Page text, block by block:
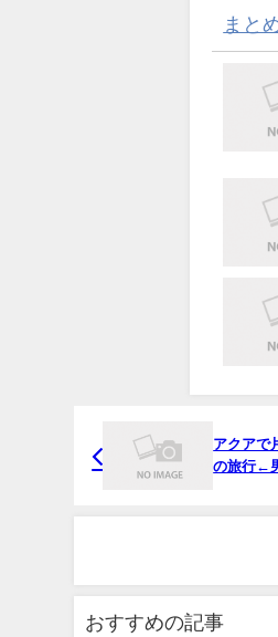
まと
アクアで
の旅行←
おすすめの記事